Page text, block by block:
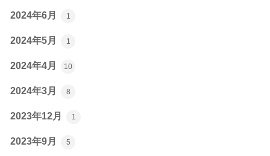
2024年6月 1
2024年5月 1
2024年4月 10
2024年3月 8
2023年12月 1
2023年9月 5